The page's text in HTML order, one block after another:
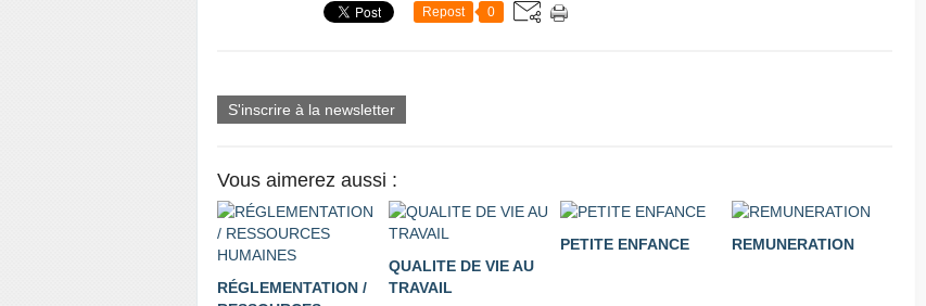
Repost 0
S'inscrire à la newsletter
Vous aimerez aussi :
RÉGLEMENTATION /
QUALITE DE VIE AU
TRAVAIL
PETITE ENFANCE REMUNERATION